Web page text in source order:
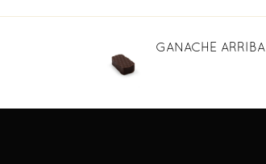
GANACHE ARRIBA